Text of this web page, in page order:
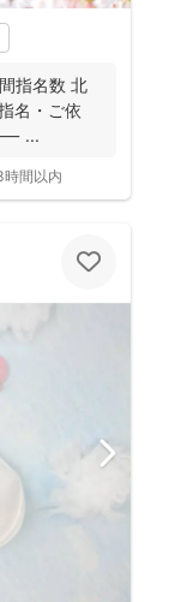
指名数 北
名・ご依
⸻ ...
時間以内